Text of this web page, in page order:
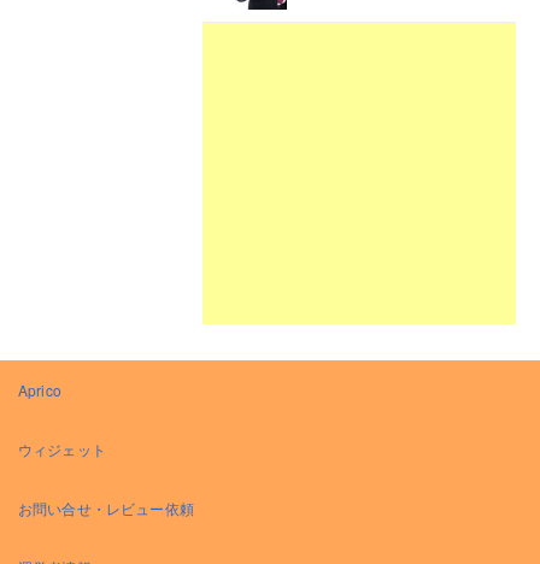
Aprico
ウィジェット
お問い合せ・レビュー依頼